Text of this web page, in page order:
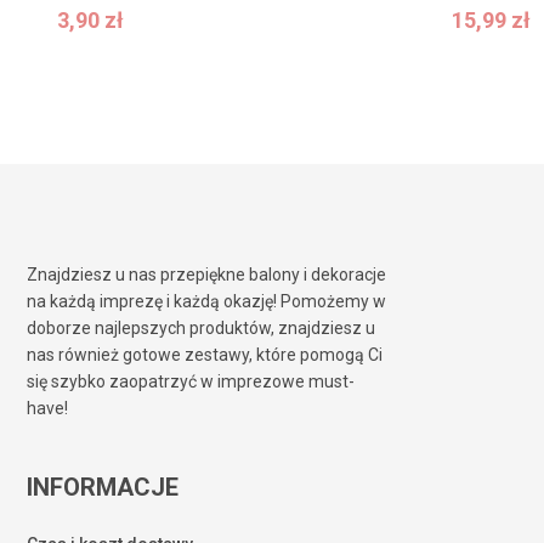
3,90 zł
3,90zł
15,99 zł
15,99zł
Znajdziesz u nas przepiękne balony i dekoracje
na każdą imprezę i każdą okazję! Pomożemy w
doborze najlepszych produktów, znajdziesz u
nas również gotowe zestawy, które pomogą Ci
się szybko zaopatrzyć w imprezowe must-
have!
INFORMACJE